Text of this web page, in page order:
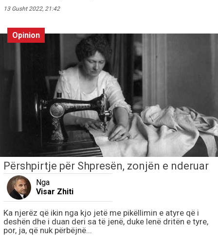
13 Gusht 2022, 21:42
Opinion
Përshpirtje për Shpresën, zonjën e nderuar
Nga
Visar Zhiti
Ka njerëz që ikin nga kjo jetë me pikëllimin e atyre që i
deshën dhe i duan deri sa të jenë, duke lenë dritën e tyre,
por, ja, që nuk përbëjnë...